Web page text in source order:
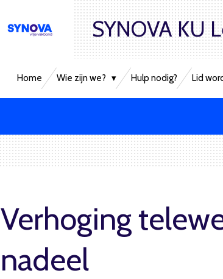
SYNOVA KU
Home Wie zijn we? Hulp nodig? Lid
Verhoging
nadeel